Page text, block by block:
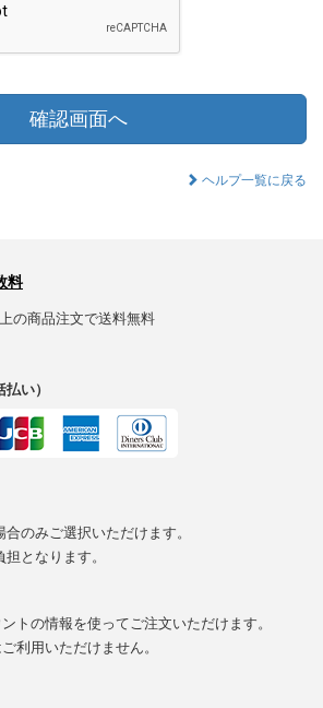
確認画面へ
ヘルプ一覧に戻る
料
の商品注文で送料無料
い）
のみご選択いただけます。
となります。
トの情報を使ってご注文いただけます。
利用いただけません。